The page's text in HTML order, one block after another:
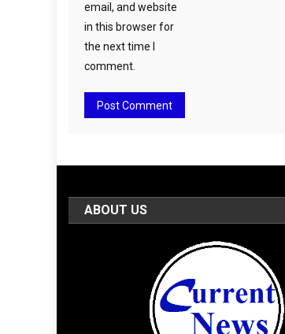
email, and website
in this browser for
the next time I
comment.
ABOUT US